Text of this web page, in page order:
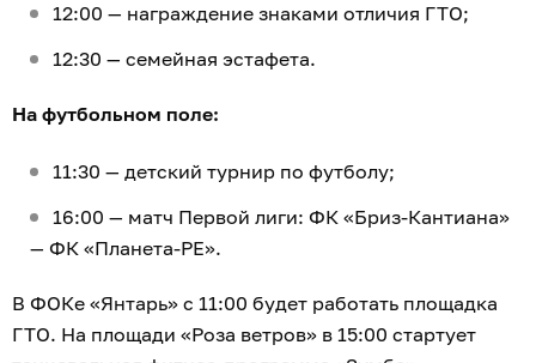
12:00 — награждение знаками отличия ГТО;
12:30 — семейная эстафета.
На футбольном поле:
11:30 — детский турнир по футболу;
16:00 — матч Первой лиги: ФК «Бриз-Кантиана»
— ФК «Планета-РЕ».
В ФОКе «Янтарь» с 11:00 будет работать площадка
ГТО. На площади «Роза ветров» в 15:00 стартует